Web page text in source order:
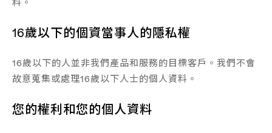
16歲以下的個資當事人的隱私權
16歲以下的人並非我們產品和服務的目標客戶。我們不會
故意蒐集或處理16歲以下人士的個人資料。
您的權利和您的個人資料